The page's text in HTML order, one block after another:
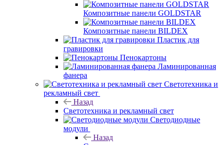
Композитные панели GOLDSTAR
Композитные панели BILDEX
Пластик для
гравировки
Пенокартоны
Ламинированная
фанера
Светотехника и
рекламный свет
Назад
Светотехника и рекламный свет
Светодиодные
модули
Назад